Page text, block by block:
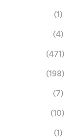
(1)
(4)
(471)
(198)
(7)
(10)
(1)